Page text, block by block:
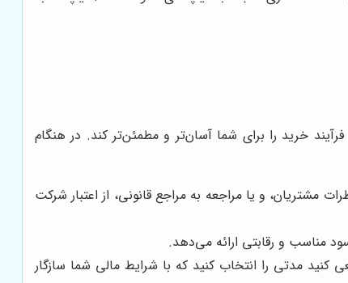
لیزینگ معتبر و خوشنام، می‌تواند فرآیند خرید را برای شما آسان‌تر و مطمئن‌تر کند. در هنگام
مشتریان، و یا مراجعه به مراجع قانونی، از اعتبار شرکت
مناسب و رقابتی ارائه می‌دهد.
مدتی را انتخاب کنید که با شرایط مالی شما سازگار